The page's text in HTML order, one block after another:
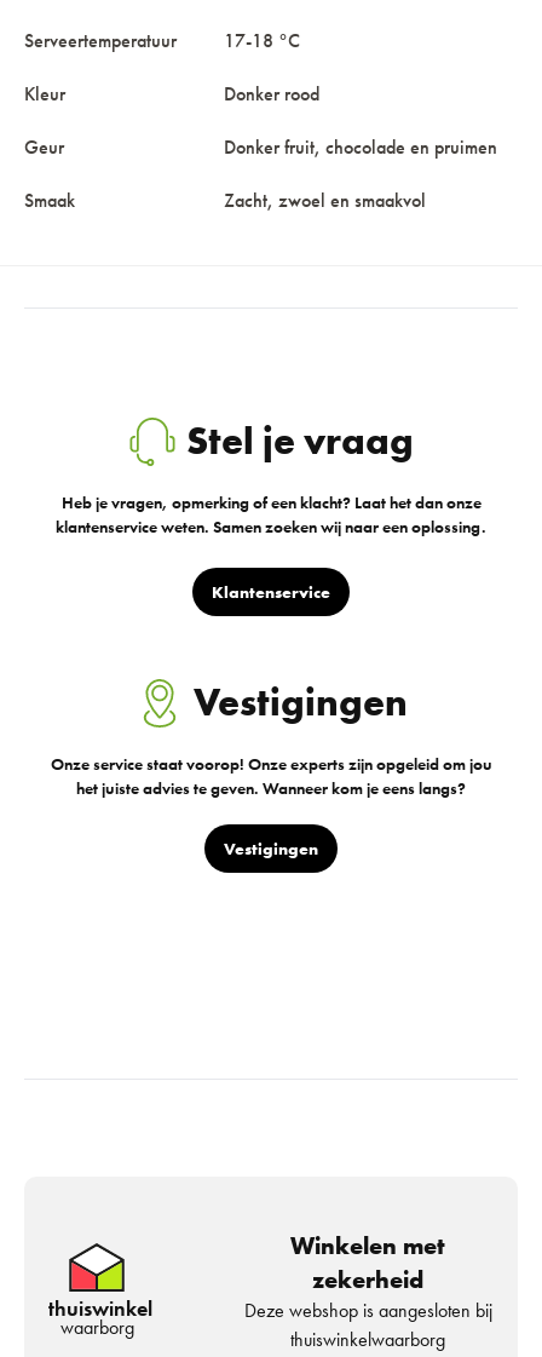
Serveertemperatuur 17-18 °C
Kleur Donker rood
Geur Donker fruit, chocolade en pruimen
Smaak Zacht, zwoel en smaakvol
Stel je vraag
Heb je vragen, opmerking of een klacht? Laat het dan onze
klantenservice weten. Samen zoeken wij naar een oplossing.
Klantenservice
Vestigingen
Onze service staat voorop! Onze experts zijn opgeleid om jou
het juiste advies te geven. Wanneer kom je eens langs?
Vestigingen
thuiswinkel
waarborg
Winkelen met
zekerheid
Deze webshop is aangesloten bij
thuiswinkelwaarborg